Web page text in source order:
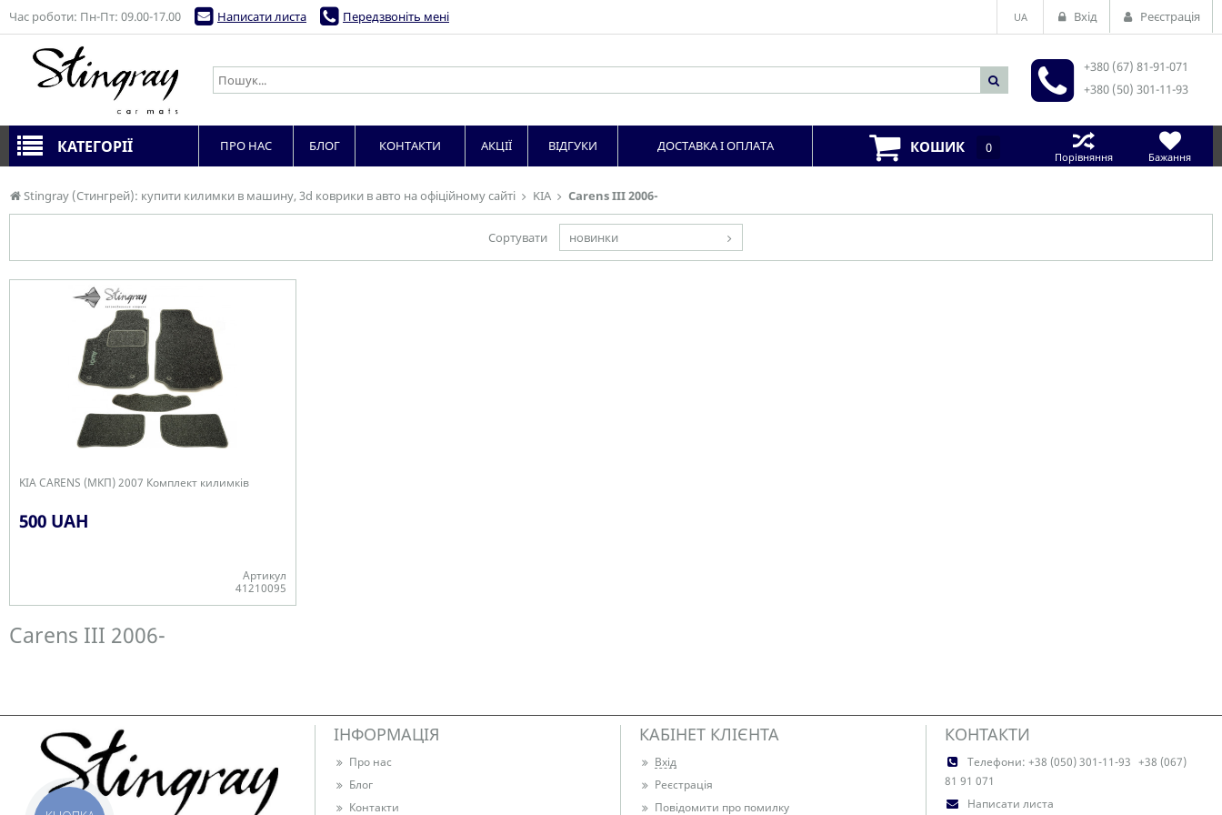
Stingray (Стингрей): купити килимки в машину, 3d коврики в авто на офіційному сайті KIA Carens ІІІ 2006-
Сортувати новинки
KIA CARENS (МКП) 2007 Комплект килимків
500 UAH
Артикул
41210095
Carens ІІІ 2006-
Час роботи: Пн-Пт: 09.00-17.00 Написати листа Передзвоніть мені UA Вхід Реєстрація
+380 (67) 81-91-071
+380 (50) 301-11-93
КАТЕГОРІЇ ПРО НАС БЛОГ КОНТАКТИ АКЦІЇ ВІДГУКИ ДОСТАВКА І ОПЛАТА КОШИК 0
Порівняння Бажання
ІНФОРМАЦІЯ
Про нас
Блог
Контакти
КАБІНЕТ КЛІЄНТА
Вхід
Реєстрація
Повідомити про помилку
КОНТАКТИ
Телефони: +38 (050) 301-11-93 +38 (067)
81 91 071
Написати листа